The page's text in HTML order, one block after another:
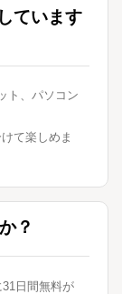
ています
ト、パソコン
て楽しめま
？
日間無料が